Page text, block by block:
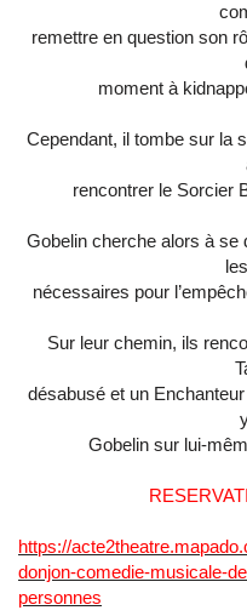
remettre en question son
moment à
Cependant, il tombe sur la
rencontrer le Sorcier
Gobelin cherche alors à se
nécessaires pour
Sur leur chemin, ils
désabusé et un
Gobelin sur lui-
https://
donjon-comedie-musicale-
personnes